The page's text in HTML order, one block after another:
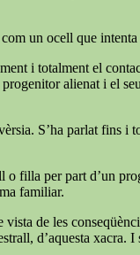
un ocell que
i totalment el
alienat i el
S’ha parlat fins i
filla per part d’un
familiar.
de les
d’aquesta xacra. I